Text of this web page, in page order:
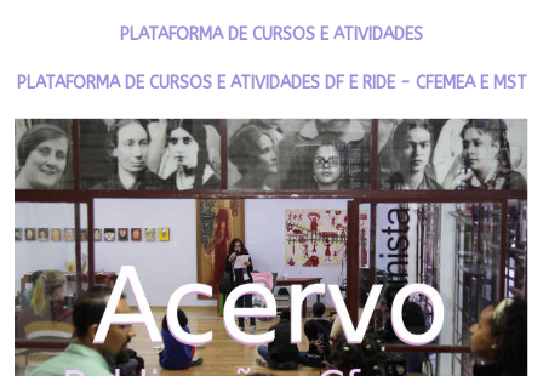
PLATAFORMA DE CURSOS E ATIVIDADES
PLATAFORMA DE CURSOS E ATIVIDADES DF E RIDE - CFEMEA E MST